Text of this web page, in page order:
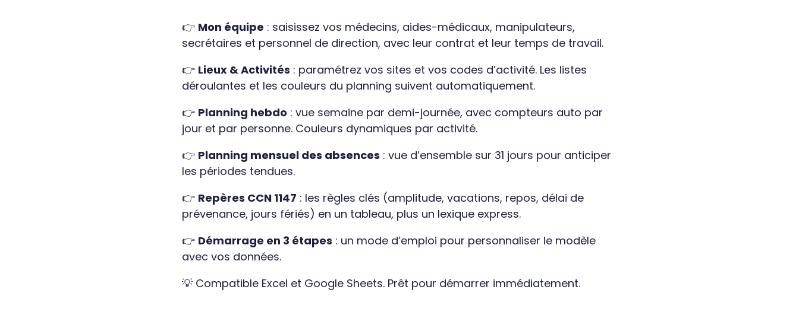
👉 Mon équipe : saisissez vos médecins, aides-médicaux, manipulateurs,
secrétaires et personnel de direction, avec leur contrat et leur temps de travail.
👉 Lieux & Activités : paramétrez vos sites et vos codes d’activité. Les listes
déroulantes et les couleurs du planning suivent automatiquement.
👉 Planning hebdo : vue semaine par demi-journée, avec compteurs auto par
jour et par personne. Couleurs dynamiques par activité.
👉 Planning mensuel des absences : vue d’ensemble sur 31 jours pour anticiper
les périodes tendues.
👉 Repères CCN 1147 : les règles clés (amplitude, vacations, repos, délai de
prévenance, jours fériés) en un tableau, plus un lexique express.
👉 Démarrage en 3 étapes : un mode d’emploi pour personnaliser le modèle
avec vos données.
💡 Compatible Excel et Google Sheets. Prêt pour démarrer immédiatement.